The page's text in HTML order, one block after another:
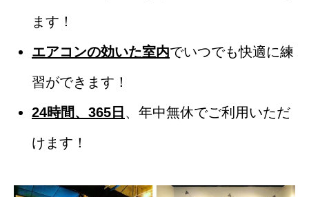
ます！
エアコンの効いた室内でいつでも快適に練
習ができます！
24時間、365日 、年中無休でご利用いただ
けます！